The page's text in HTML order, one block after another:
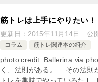
筋トレは上手にやりたい
更新日： 2015年11月14日 公
コラム 筋トレ関連本の紹介
photo credit: Ballerina via
く、法則がある。 その法則
トレを趣味でやっているた […]